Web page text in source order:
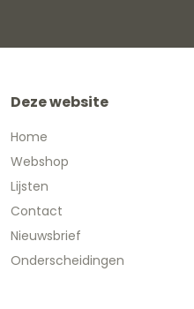
Deze website
Home
Webshop
Lijsten
Contact
Nieuwsbrief
Onderscheidingen